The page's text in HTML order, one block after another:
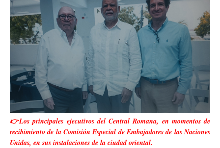
👉Los principales ejecutivos del Central Romana, en momentos de
recibimiento de la Comisión Especial de Embajadores de las Naciones
Unidas, en sus instalaciones de la ciudad oriental.